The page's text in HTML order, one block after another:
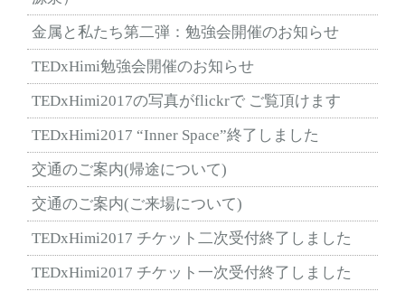
金属と私たち第二弾：勉強会開催のお知らせ
TEDxHimi勉強会開催のお知らせ
TEDxHimi2017の写真がflickrで ご覧頂けます
TEDxHimi2017 “Inner Space”終了しました
交通のご案内(帰途について)
交通のご案内(ご来場について)
TEDxHimi2017 チケット二次受付終了しました
TEDxHimi2017 チケット一次受付終了しました